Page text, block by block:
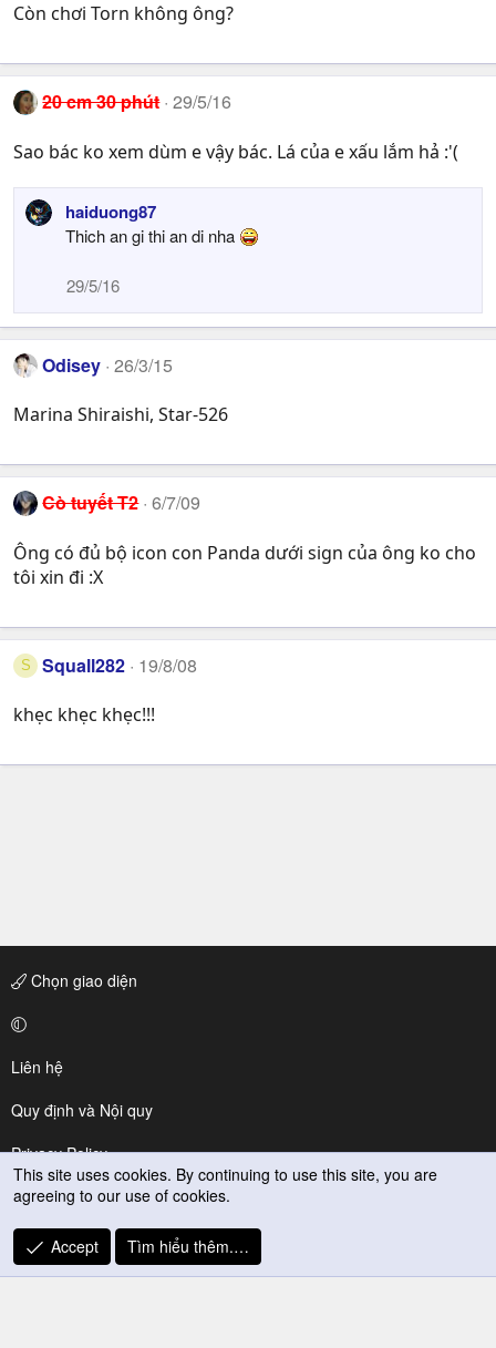
Còn chơi Torn không ông?
20 cm 30 phút 29/5/16
Sao bác ko xem dùm e vậy bác. Lá của e xấu lắm hả :'(
haiduong87
Thich an gi thi an di nha
29/5/16
Odisey 26/3/15
Marina Shiraishi, Star-526
Cò tuyết T2 6/7/09
Ông có đủ bộ icon con Panda dưới sign của ông ko cho
tôi xin đi :X
S Squall282 19/8/08
khẹc khẹc khẹc!!!
Chọn giao diện
Liên hệ
Quy định và Nội quy
Privacy Policy
Trợ giúp
R
S
This site uses cookies. By continuing to use this site, you are
agreeing to our use of cookies.
Accept Tìm hiểu thêm.…